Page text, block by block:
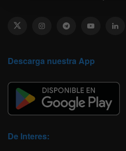
Descarga nuestra App
De Interes: